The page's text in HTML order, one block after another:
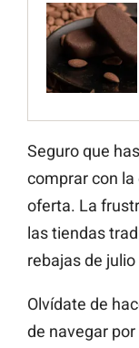
Seguro que
comprar con la
oferta. La
las tiendas
rebajas de
Olvídate de
de navegar